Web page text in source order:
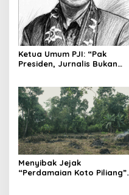
Ketua Umum PJI: “Pak
Presiden, Jurnalis Bukan
Menyibak Jejak
“Perdamaian Koto Piliang”: